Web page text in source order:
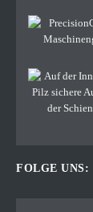
FOLGE UNS: